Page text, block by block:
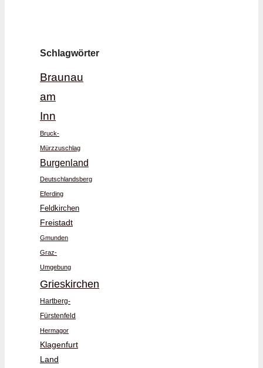
Schlagwörter
Braunau
am
Inn
Bruck-
Mürzzuschlag
Burgenland
Deutschlandsberg
Eferding
Feldkirchen
Freistadt
Gmunden
Graz-
Umgebung
Grieskirchen
Hartberg-
Fürstenfeld
Hermagor
Klagenfurt
Land